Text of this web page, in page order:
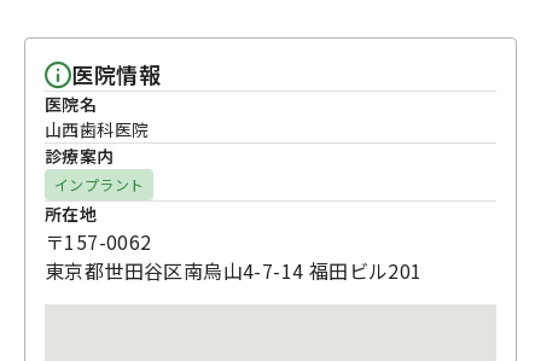
医院情報
医院名
山西歯科医院
診療案内
インプラント
所在地
〒157-0062
東京都世田谷区南烏山4-7-14 福田ビル201